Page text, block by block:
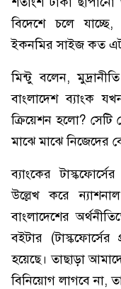
বিদেশে চলে
ইকনমির সাইজ কত
মিন্টু বলেন,
বাংলাদেশ ব্যাংক
ক্রিয়েশন হলো?
মাঝে মাঝে নিজেদের
ব্যাংকের
উল্লেখ করে
বাংলাদেশের
বইটার
হয়েছে। তাছাড়া
বিনিয়োগ লাগবে না,